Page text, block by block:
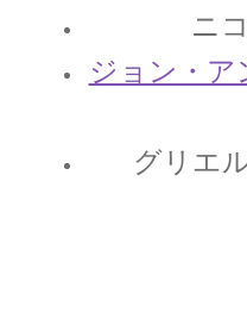
R・P
【天才｜経路積
グラ
S・ナ
ニ
ジョン・ア
グリエ